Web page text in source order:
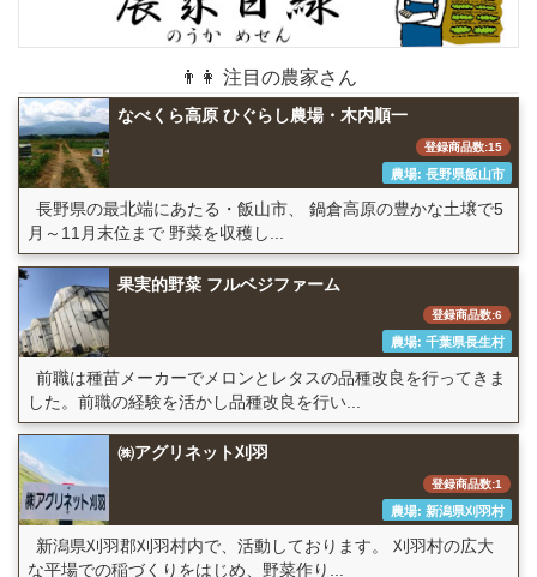
👨👩 注目の農家さん
なべくら高原 ひぐらし農場・木内順一
登録商品数:15
農場: 長野県飯山市
長野県の最北端にあたる・飯山市、 鍋倉高原の豊かな土壌で5
月～11月末位まで 野菜を収穫し...
果実的野菜 フルベジファーム
登録商品数:6
農場: 千葉県長生村
前職は種苗メーカーでメロンとレタスの品種改良を行ってきま
した。前職の経験を活かし品種改良を行い...
㈱アグリネット刈羽
登録商品数:1
農場: 新潟県刈羽村
新潟県刈羽郡刈羽村内で、活動しております。 刈羽村の広大
な平場での稲づくりをはじめ、野菜作り...